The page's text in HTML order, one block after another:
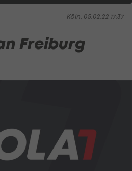
Köln, 05.02.22 17:37
Freiburg